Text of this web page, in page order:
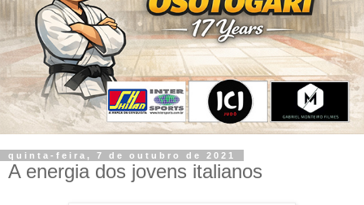
quinta-feira, 7 de outubro de 2021
A energia dos jovens italianos